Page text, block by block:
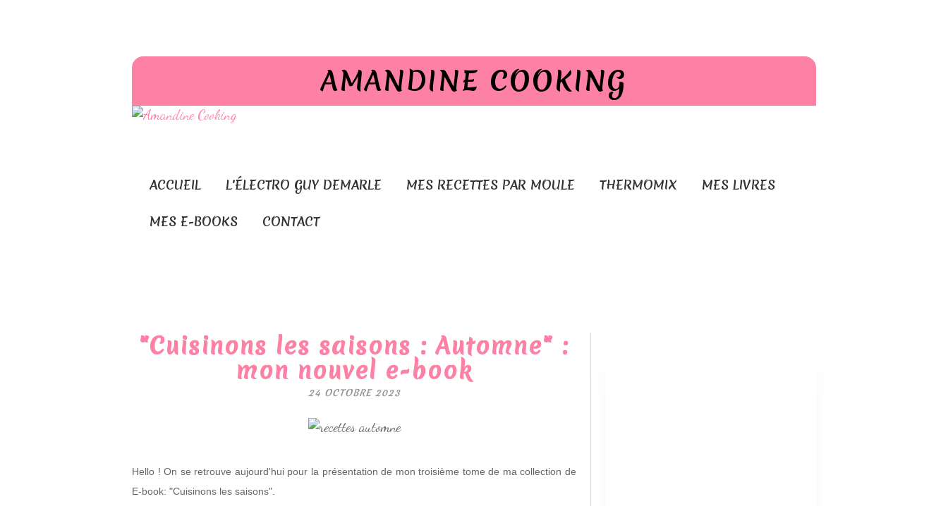
AMANDINE COOKING
ACCUEIL L'ÉLECTRO GUY DEMARLE MES RECETTES PAR MOULE THERMOMIX MES LIVRES
MES E-BOOKS CONTACT
"Cuisinons les saisons : Automne" :
mon nouvel e-book
24 OCTOBRE 2023
Hello ! On se retrouve aujourd'hui pour la présentation de mon troisième tome de ma collection de
E-book: "Cuisinons les saisons".